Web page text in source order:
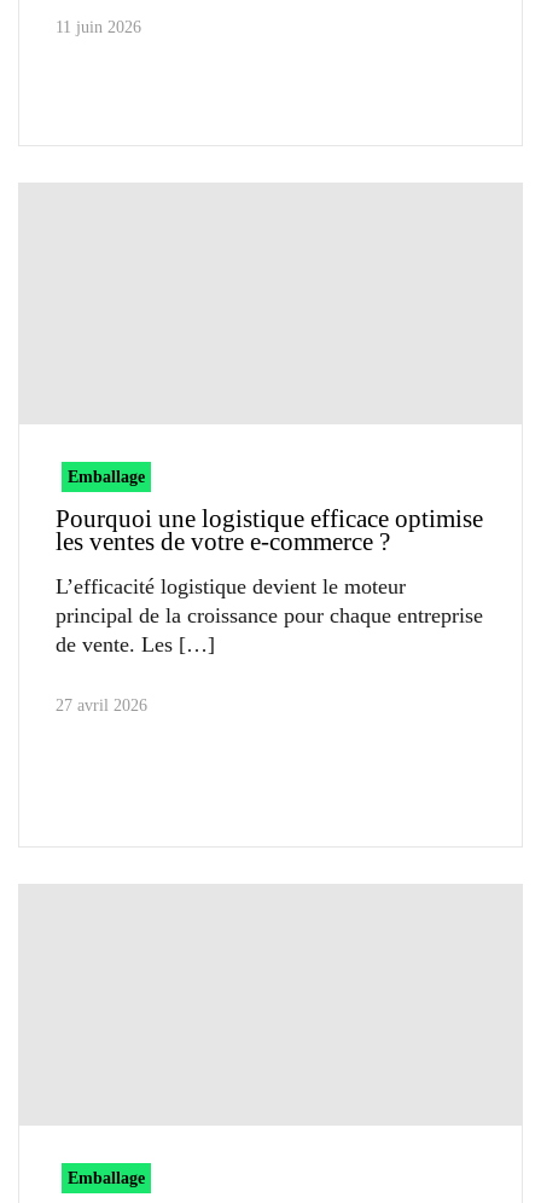
11 juin 2026
Emballage
Pourquoi une logistique efficace optimise
les ventes de votre e-commerce ?
L’efficacité logistique devient le moteur
principal de la croissance pour chaque entreprise
de vente. Les
27 avril 2026
Emballage